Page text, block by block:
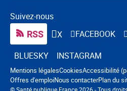
Suivez-nous
RSS X FACEBOOK
BLUESKY
INSTAGRAM
Navigation pied de page
Mentions légalesCookiesAccessibilité
Offres d'emploiNous contacterPlan du